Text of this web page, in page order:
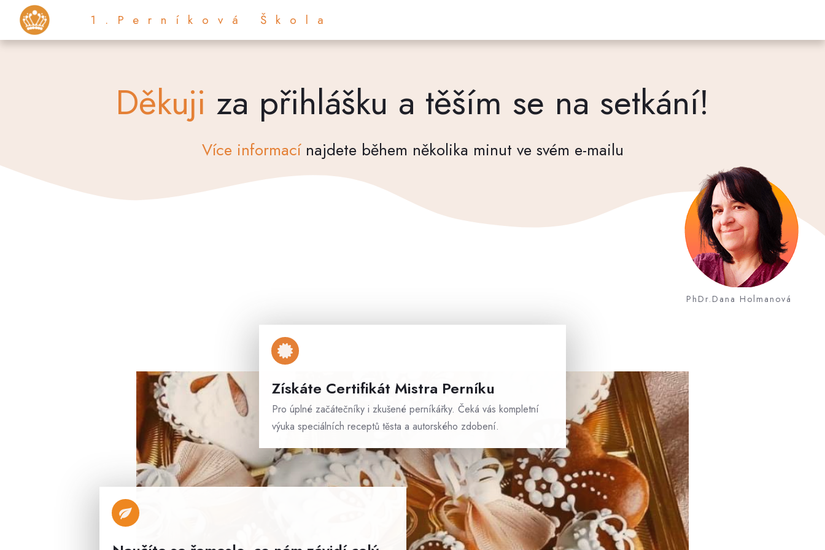
1.Perníková Škola
Děkuji za přihlášku a těším se na setkání!
Více informacínajdete během několika minut ve svém e-mailu
PhDr.Dana Holmanová
Získáte Certifikát Mistra Perníku
Pro úplné začátečníky i zkušené perníkářky. Čeká vás kompletní
výuka speciálních receptů těsta a autorského zdobení.